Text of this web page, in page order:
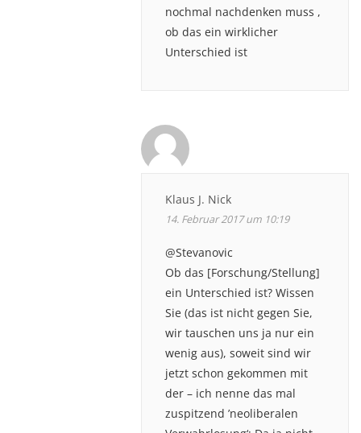
nochmal nachdenken muss ,
ob das ein wirklicher
Unterschied ist
Klaus J. Nick
14. Februar 2017 um 10:19
@Stevanovic
Ob das [Forschung/Stellung]
ein Unterschied ist? Wissen
Sie (das ist nicht gegen Sie,
wir tauschen uns ja nur ein
wenig aus), soweit sind wir
jetzt schon gekommen mit
der – ich nenne das mal
zuspitzend ’neoliberalen